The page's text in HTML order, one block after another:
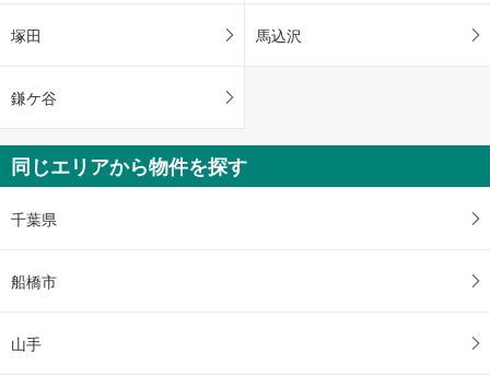
塚田 馬込沢
鎌ケ谷
同じエリアから物件を探す
千葉県
船橋市
山手